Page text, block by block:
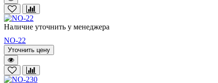
Наличие уточнить у менеджера
NO-22
Уточнить цену